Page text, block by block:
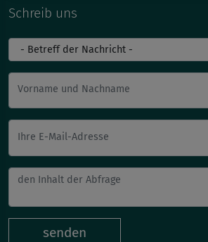
Schreib uns
Vorname und Nachname
Ihre E-Mail-Adresse
senden